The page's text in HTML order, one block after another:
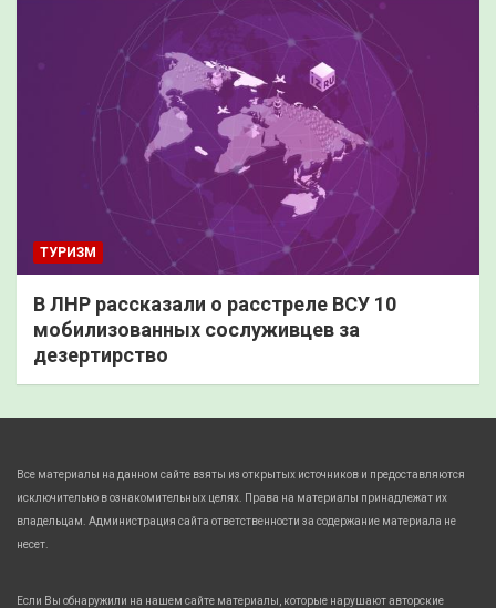
ТУРИЗМ
В ЛНР рассказали о расстреле ВСУ 10
мобилизованных сослуживцев за
дезертирство
Все материалы на данном сайте взяты из открытых источников и предоставляются
исключительно в ознакомительных целях. Права на материалы принадлежат их
владельцам. Администрация сайта ответственности за содержание материала не
несет.
Если Вы обнаружили на нашем сайте материалы, которые нарушают авторские